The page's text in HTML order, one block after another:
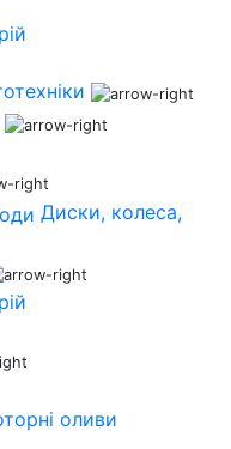
Диски, колеса,
оливи